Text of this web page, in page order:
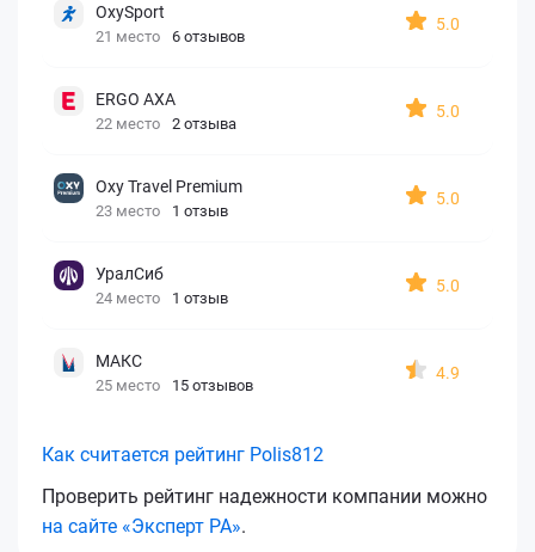
OxySport
21 место 6 отзывов
5.0
ERGO AXA
22 место 2 отзыва
5.0
Oxy Travel Premium
23 место 1 отзыв
5.0
УралСиб
24 место 1 отзыв
5.0
МАКС
25 место 15 отзывов
4.9
Как считается рейтинг Polis812
Проверить рейтинг надежности компании можно
на сайте «Эксперт РА».